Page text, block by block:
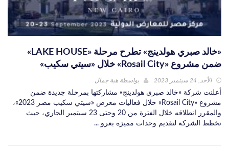
«خالد صبري هولدينج» تطرح مرحلة «LAKE HOUSE»
ضمن مشروع «Rosail City» خلال «سيتي سكيب»
الأحد, 24 سبتمبر 2023 بواسطة هبة جمال
أعلنت شركة «خالد صبري هولدينج» مشاركتها بمرحلة جديدة ضمن
مشروع «Rosail City» خلال فعاليات معرض «سيتي سكيب مصر 2023»،
والمقرر انطلاقه خلال الفترة من 20 وحتى 23 سبتمبر الجاري، حيث
تخطط الشركة لتقديم وحدات مميزة بعرو ...